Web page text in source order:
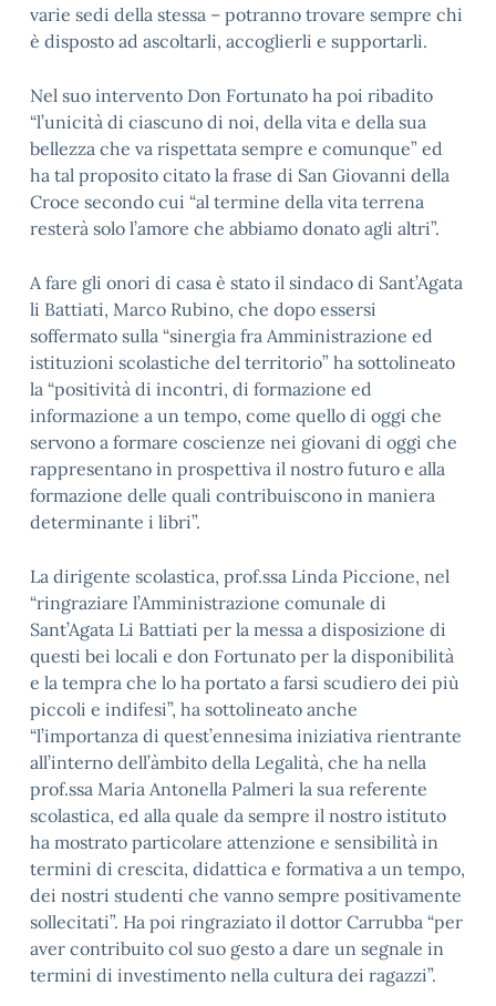
varie sedi della stessa – potranno trovare sempre chi
è disposto ad ascoltarli, accoglierli e supportarli.
Nel suo intervento Don Fortunato ha poi ribadito
“l’unicità di ciascuno di noi, della vita e della sua
bellezza che va rispettata sempre e comunque” ed
ha tal proposito citato la frase di San Giovanni della
Croce secondo cui “al termine della vita terrena
resterà solo l’amore che abbiamo donato agli altri”.
A fare gli onori di casa è stato il sindaco di Sant’Agata
li Battiati, Marco Rubino, che dopo essersi
soffermato sulla “sinergia fra Amministrazione ed
istituzioni scolastiche del territorio” ha sottolineato
la “positività di incontri, di formazione ed
informazione a un tempo, come quello di oggi che
servono a formare coscienze nei giovani di oggi che
rappresentano in prospettiva il nostro futuro e alla
formazione delle quali contribuiscono in maniera
determinante i libri”.
La dirigente scolastica, prof.ssa Linda Piccione, nel
“ringraziare l’Amministrazione comunale di
Sant’Agata Li Battiati per la messa a disposizione di
questi bei locali e don Fortunato per la disponibilità
e la tempra che lo ha portato a farsi scudiero dei più
piccoli e indifesi”, ha sottolineato anche
“l’importanza di quest’ennesima iniziativa rientrante
all’interno dell’àmbito della Legalità, che ha nella
prof.ssa Maria Antonella Palmeri la sua referente
scolastica, ed alla quale da sempre il nostro istituto
ha mostrato particolare attenzione e sensibilità in
termini di crescita, didattica e formativa a un tempo,
dei nostri studenti che vanno sempre positivamente
sollecitati”. Ha poi ringraziato il dottor Carrubba “per
aver contribuito col suo gesto a dare un segnale in
termini di investimento nella cultura dei ragazzi”.